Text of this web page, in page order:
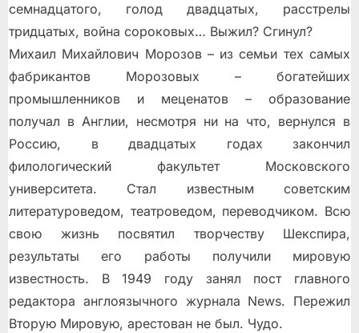
семнадцатого, голод двадцатых, расстрелы
тридцатых, война сороковых… Выжил? Сгинул?
Михаил Михайлович Морозов – из семьи тех самых
фабрикантов Морозовых – богатейших
промышленников и меценатов – образование
получал в Англии, несмотря ни на что, вернулся в
Россию, в двадцатых годах закончил
филологический факультет Московского
университета. Стал известным советским
литературоведом, театроведом, переводчиком. Всю
свою жизнь посвятил творчеству Шекспира,
результаты его работы получили мировую
известность. В 1949 году занял пост главного
редактора англоязычного журнала News. Пережил
Вторую Мировую, арестован не был. Чудо.